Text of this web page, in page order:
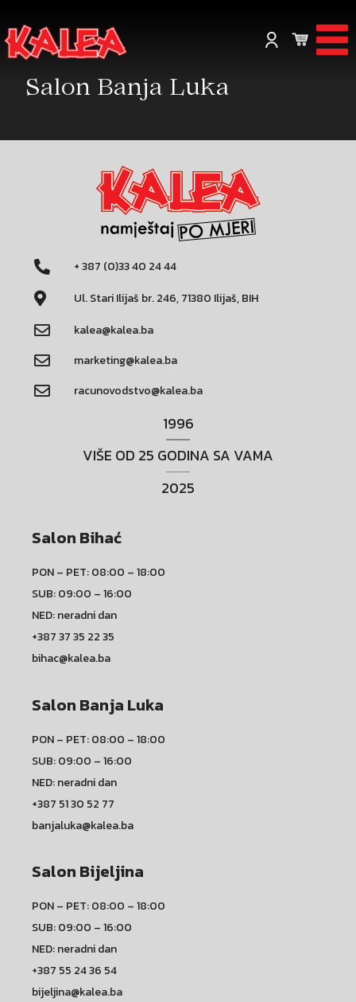
Salon Banja Luka
+ 387 (0)33 40 24 44
Ul. Stari Ilijaš br. 246, 71380 Ilijaš, BIH
kalea@kalea.ba
marketing@kalea.ba
racunovodstvo@kalea.ba
1996
VIŠE OD 25 GODINA SA VAMA
2025
Salon Bihać
PON – PET: 08:00 – 18:00
SUB: 09:00 – 16:00
NED: neradni dan
+387 37 35 22 35
bihac@kalea.ba
Salon Banja Luka
PON – PET: 08:00 – 18:00
SUB: 09:00 – 16:00
NED: neradni dan
+387 51 30 52 77
banjaluka@kalea.ba
Salon Bijeljina
PON – PET: 08:00 – 18:00
SUB: 09:00 – 16:00
NED: neradni dan
+387 55 24 36 54
bijeljina@kalea.ba